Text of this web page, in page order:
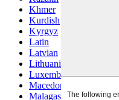
Khmer
Kurdish
Kyrgyz
Latin
Latvian
Lithuanian
Luxembou..
Macedonian
Malagasy